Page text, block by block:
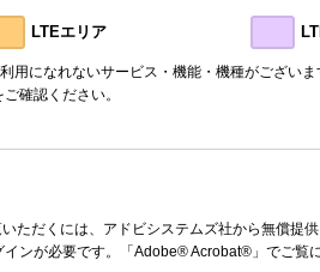
LTEエリア
用になれないサービス・機能・機種がございま
ご確認ください。
ただくには、アドビシステムズ社から無償提
インが必要です。「Adobe® Acrobat®」でご覧